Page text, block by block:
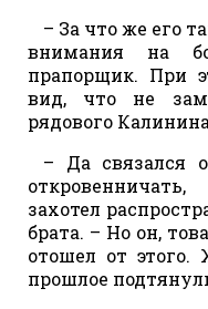
– За что же его
внимания на
прапорщик. При
вид, что не
рядового
– Да связался
захотел
брата. – Но он,
отошел от
прошлое